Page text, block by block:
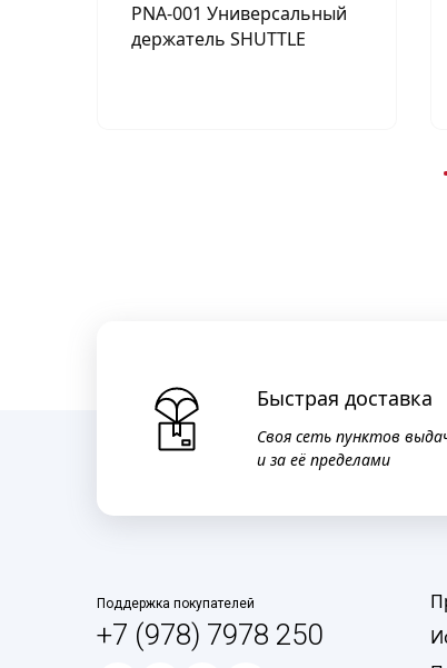
PNA-001 Универсальный
держатель SHUTTLE
Быстрая доставка
Своя сеть пунктов
и за её пределами
Поддержка покупателей
+7 (978) 7978 250